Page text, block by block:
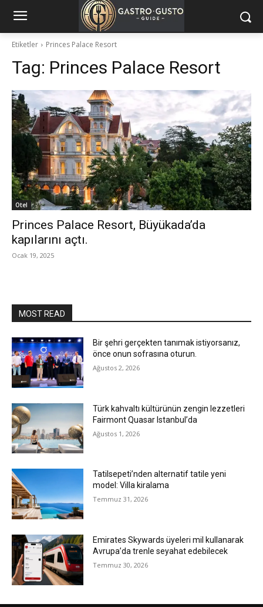
Etiketler Princes Palace Resort
Tag: Princes Palace Resort
Otel
Princes Palace Resort, Büyükada’da
kapılarını açtı.
Ocak 19, 2025
MOST READ
Bir şehri gerçekten tanımak istiyorsanız,
önce onun sofrasına oturun.
Ağustos 2, 2026
Türk kahvaltı kültürünün zengin lezzetleri
Fairmont Quasar Istanbul’da
Ağustos 1, 2026
Tatilsepeti’nden alternatif tatile yeni
model: Villa kiralama
Temmuz 31, 2026
Emirates Skywards üyeleri mil kullanarak
Avrupa’da trenle seyahat edebilecek
Temmuz 30, 2026